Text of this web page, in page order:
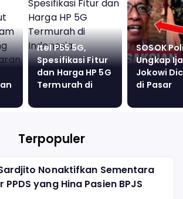
Itel P55 5G,
Spesifikasi Fitur
dan Harga HP 5G
Termurah di
SOSOK
Ungkap
Jokowi
di Pasar
Bongkar
Terpopuler
Sardjito Nonaktifkan Sementara
PPDS yang Hina Pasien BPJS